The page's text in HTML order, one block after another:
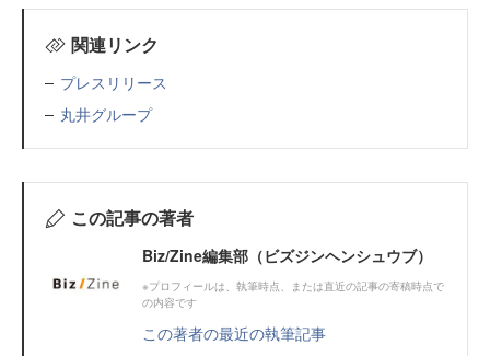
関連リンク
プレスリリース
丸井グループ
この記事の著者
Biz/Zine編集部（ビズジンヘンシュウブ）
※プロフィールは、執筆時点、または直近の記事の寄稿時点で
の内容です
この著者の最近の執筆記事